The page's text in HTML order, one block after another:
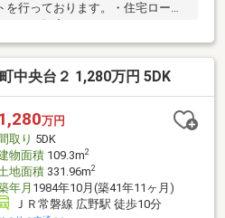
行っております。・住宅ローン
ご対応させていただきます！◆経
！迅速な対応を心掛けておりま
日ご対応をさせていただきま
ざいます！お気軽にお問い合わせ
中央台２ 1,280万円 5DK
1,280万円
取り 5DK
物面積109.3m2
地面積331.96m2
年月1984年10月(築41年11ヶ月)
ＪＲ常磐線 広野駅 徒歩10分